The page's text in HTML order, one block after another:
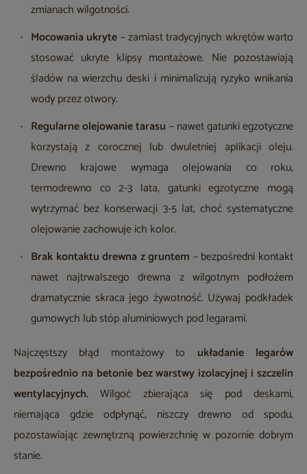
zmianach wilgotności.
Mocowania ukryte– zamiast tradycyjnych wkrętów warto
stosować ukryte klipsy montażowe. Nie pozostawiają
śladów na wierzchu deski i minimalizują ryzyko wnikania
wody przez otwory.
Regularne olejowanie tarasu – nawet gatunki egzotyczne
korzystają z corocznej lub dwuletniej aplikacji oleju.
Drewno krajowe wymaga olejowania co roku,
termodrewno co 2-3 lata, gatunki egzotyczne mogą
wytrzymać bez konserwacji 3-5 lat, choć systematyczne
olejowanie zachowuje ich kolor.
Brak kontaktu drewna z gruntem – bezpośredni kontakt
nawet najtrwalszego drewna z wilgotnym podłożem
dramatycznie skraca jego żywotność. Używaj podkładek
gumowych lub stóp aluminiowych pod legarami.
Najczęstszy błąd montażowy to układanie legarów
bezpośrednio na betonie bez warstwy izolacyjnej i szczelin
wentylacyjnych. Wilgoć zbierająca się pod deskami,
niemająca gdzie odpłynąć, niszczy drewno od spodu,
pozostawiając zewnętrzną powierzchnię w pozornie dobrym
stanie.